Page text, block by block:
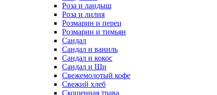
Роза и ландыш
Роза и лилия
Розмарин и перец
Розмарин и тимьян
Сандал
Сандал и ваниль
Сандал и кокос
Сандал и Ши
Свежемолотый кофе
Свежий хлеб
Скошенная трава